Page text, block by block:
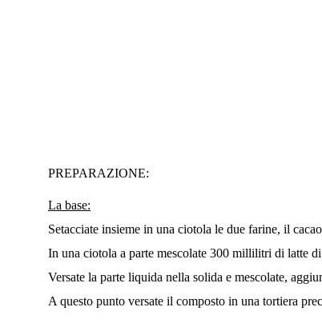
PREPARAZIONE:
La base:
Setacciate insieme in una ciotola le due farine, il
In una ciotola a parte mescolate 300 millilitri di latte
Versate la parte liquida nella solida e mescolate,
A questo punto versate il composto in una tortiera